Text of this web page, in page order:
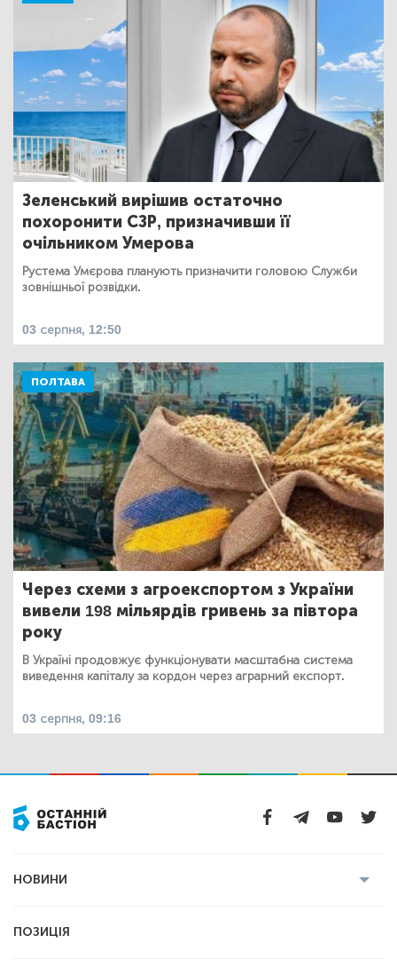
Зеленський вирішив остаточно
похоронити СЗР, призначивши її
очільником Умерова
Рустема Умєрова планують призначити головою Служби
зовнішньої розвідки.
03 серпня, 12:50
ПОЛТАВА
Через схеми з агроекспортом з України
вивели 198 мільярдів гривень за півтора
року
В Україні продовжує функціонувати масштабна система
виведення капіталу за кордон через аграрний експорт.
03 серпня, 09:16
НОВИНИ
ПОЗИЦІЯ